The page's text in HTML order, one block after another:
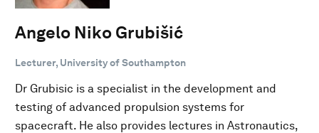
Angelo Niko Grubišić
Lecturer, University of Southampton
Dr Grubisic is a specialist in the development and
testing of advanced propulsion systems for
spacecraft. He also provides lectures in Astronautics,